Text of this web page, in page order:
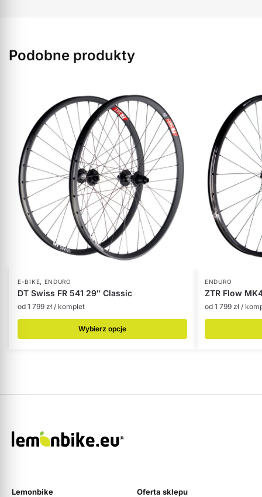
Podobne produkty
E-BIKE ENDURO
DT Swiss FR 541 29″ Classic
od 1 799 zł / komplet
Wybierz opcje
ENDURO
ZTR Flow
od 1 799 zł /
Lemonbike Oferta sklepu